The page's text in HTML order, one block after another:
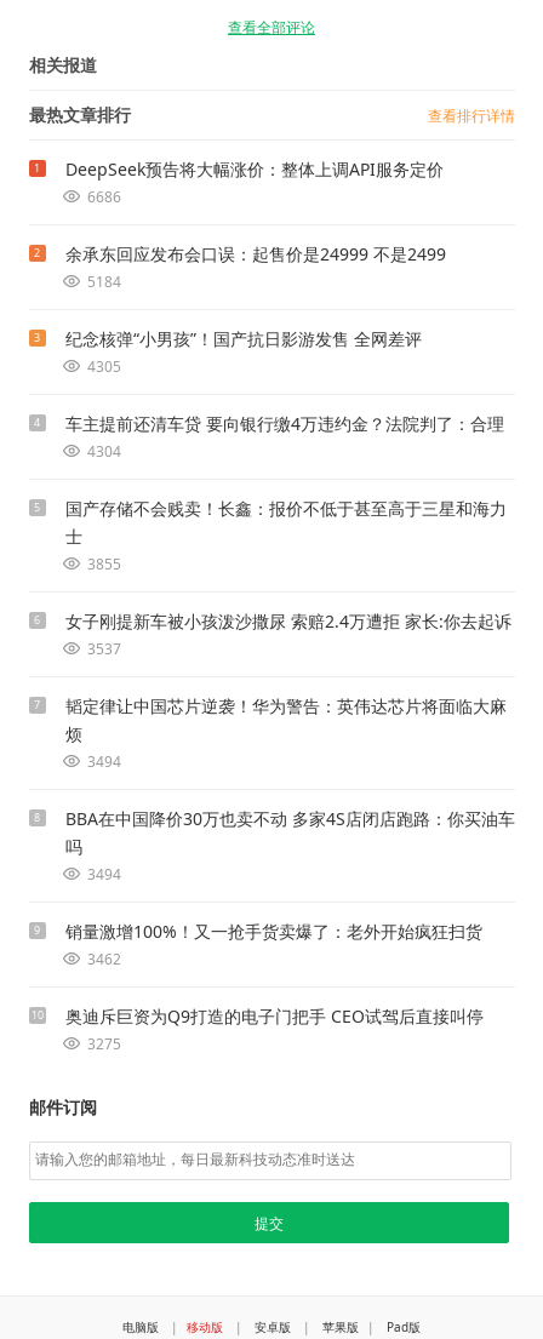
查看全部评论
相关报道
最热文章排行 查看排行详情
1 DeepSeek预告将大幅涨价：整体上调API服务定价
6686
2 余承东回应发布会口误：起售价是24999 不是2499
5184
3 纪念核弹“小男孩”！国产抗日影游发售 全网差评
4305
4 车主提前还清车贷 要向银行缴4万违约金？法院判了：合理
4304
5
国产存储不会贱卖！长鑫：报价不低于甚至高于三星和海力
士
3855
6 女子刚提新车被小孩泼沙撒尿 索赔2.4万遭拒 家长:你去起诉
3537
7
韬定律让中国芯片逆袭！华为警告：英伟达芯片将面临大麻
烦
3494
8
BBA在中国降价30万也卖不动 多家4S店闭店跑路：你买油车
吗
3494
9 销量激增100%！又一抢手货卖爆了：老外开始疯狂扫货
3462
10 奥迪斥巨资为Q9打造的电子门把手 CEO试驾后直接叫停
3275
邮件订阅
电脑版 | 移动版 | 安卓版 | 苹果版 | Pad版